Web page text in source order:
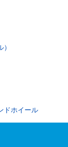
ドホイール